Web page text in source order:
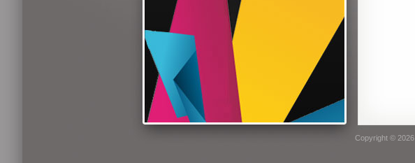
Copyright © 2026